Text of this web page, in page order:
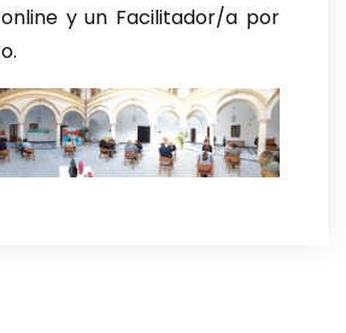
y un Facilitador/a por